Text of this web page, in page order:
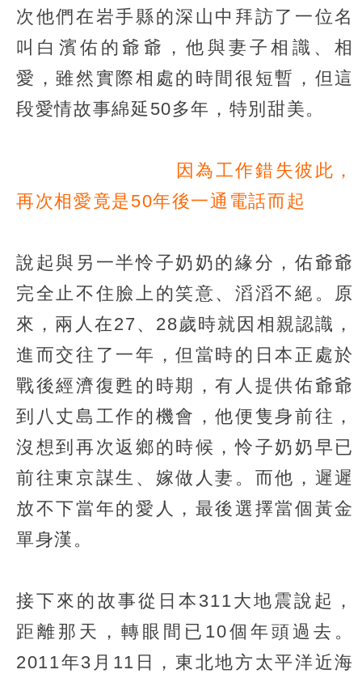
次他們在岩手縣的深山中拜訪了一位名
叫白濱佑的爺爺，他與妻子相識、相
愛，雖然實際相處的時間很短暫，但這
段愛情故事綿延50多年，特別甜美。
因為工作錯失彼此，
再次相愛竟是50年後一通電話而起
說起與另一半怜子奶奶的緣分，佑爺爺
完全止不住臉上的笑意、滔滔不絕。原
來，兩人在27、28歲時就因相親認識，
進而交往了一年，但當時的日本正處於
戰後經濟復甦的時期，有人提供佑爺爺
到八丈島工作的機會，他便隻身前往，
沒想到再次返鄉的時候，怜子奶奶早已
前往東京謀生、嫁做人妻。而他，遲遲
放不下當年的愛人，最後選擇當個黃金
單身漢。
接下來的故事從日本311大地震說起，
距離那天，轉眼間已10個年頭過去。
2011年3月11日，東北地方太平洋近海